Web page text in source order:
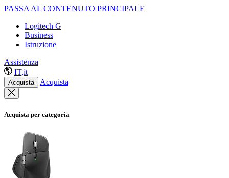
PASSA AL CONTENUTO PRINCIPALE
Logitech G
Business
Istruzione
Assistenza
IT,it
Acquista Acquista
Acquista per categoria